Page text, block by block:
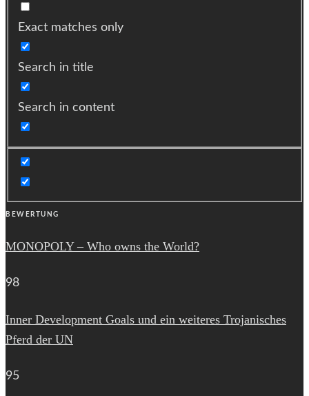
Exact matches only
Search in title
Search in content
BEWERTUNG
MONOPOLY – Who owns the World?
98
Inner Development Goals und ein weiteres Trojanisches
Pferd der UN
95